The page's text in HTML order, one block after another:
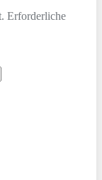
Erforderliche